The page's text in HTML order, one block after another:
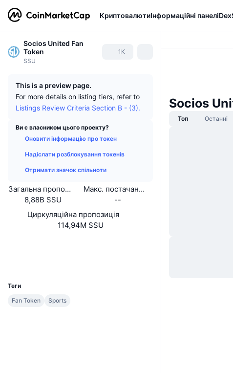
КриптовалютиІнформаційні панелі
Socios United Fan
Token
SSU
1K
This is a preview page.
For more details on listing tiers, refer to
Listings Review Criteria Section B - (3).
Ви є власником цього проекту?
Оновити інформацію про токен
Надіслати розблокування токенів
Отримати значок спільноти
Загальна пропозиція
8,88B SSU
Макс. постачання
--
Циркуляційна пропозиція
114,94M SSU
Теги
Fan Token
Sports
Socios
Топ Останні